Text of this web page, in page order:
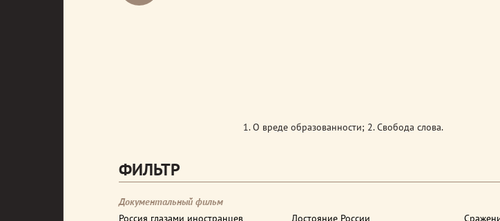
1. О вреде образованности; 2. Свобода слова.
ФИЛЬТР
Документальный фильм
Россия глазами иностранцев
Достояние России